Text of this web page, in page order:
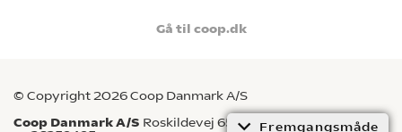
Fremgangsmåde
Gå til coop.dk
© Copyright 2026 Coop Danmark A/S
Coop Danmark A/S Roskildevej 65, 2620 Albertslund CVR-